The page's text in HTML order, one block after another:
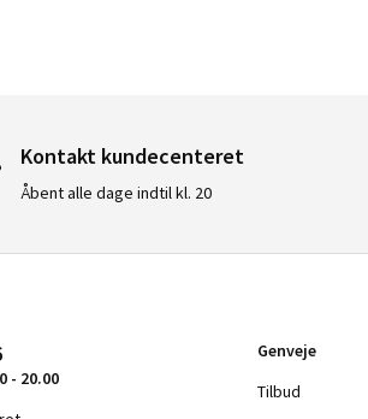
Kontakt kundecenteret
Åbent alle dage indtil kl. 20
- 20.00
Genveje
Tilbud